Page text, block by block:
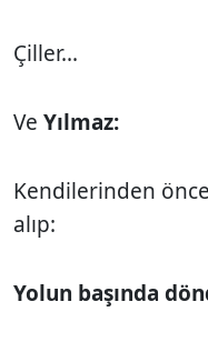
Çiller...
Ve Yılmaz:
Kendilerinden
alıp:
Yolun başında